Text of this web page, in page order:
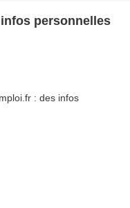
personnelles